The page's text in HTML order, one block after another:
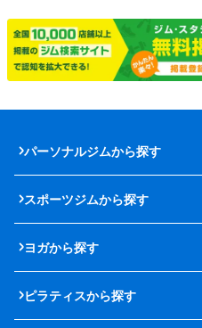
パーソナルジムから探す
スポーツジムから探す
ヨガから探す
ピラティスから探す